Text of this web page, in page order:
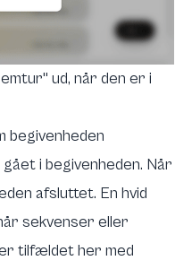
ud, når den er i
begivenheden
i begivenheden. Når
afsluttet. En hvid
sekvenser eller
tilfældet her med